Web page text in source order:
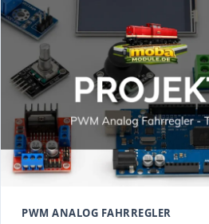
PWM ANALOG FAHRREGLER